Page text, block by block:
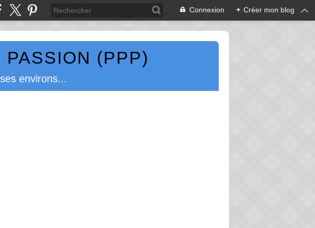
Connexion + Créer mon blog
PASSION (PPP)
environs...